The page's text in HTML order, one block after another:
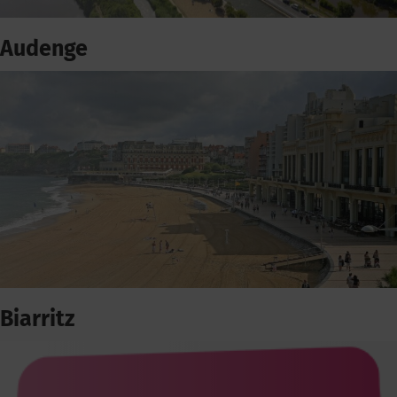
Audenge
Biarritz